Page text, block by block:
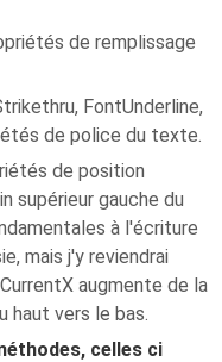
de remplissage
FontUnderline,
de police du texte.
de position
supérieur gauche du
à l'écriture
mais j'y reviendrai
augmente de la
haut vers le bas.
celles ci